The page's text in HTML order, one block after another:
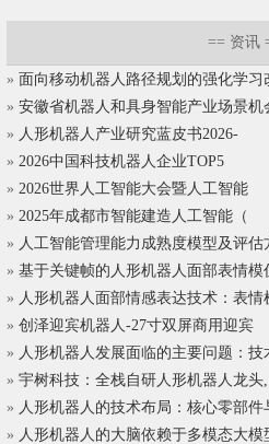
== 资讯
» 面向移动机器人路径规划的强化学习
» 安徽省机器人和具身智能产业场景机
» 人形机器人产业研究蓝皮书2026-
» 2026中国科技机器人企业TOP5
» 2026世界人工智能大会暨人工智能
» 2025年成都市智能建造人工智能（
» 人工智能管理能力成熟度模型及评估
» 基于关键帧的人形机器人面部表情模
» 人形机器人面部情感表达技术：表情
» 创泽迎宾机器人-27寸双屏商用迎宾
» 人形机器人发展面临的主要问题：技
» 宇树科技：全栈自研人形机器人龙头,
» 人形机器人的技术布局：核心零部件
» 人形机器人的大脑依赖于多模态大模